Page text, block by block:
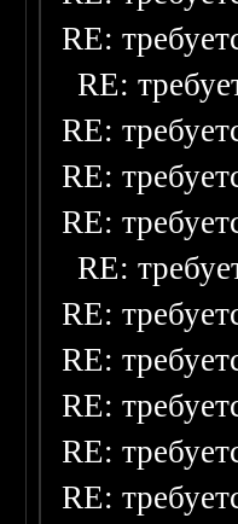
RE:
RE:
RE:
RE:
RE:
RE:
RE:
RE:
RE:
RE:
RE: